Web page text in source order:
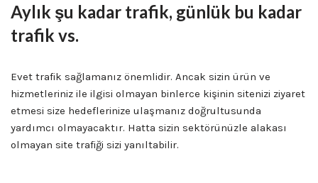
Aylık şu kadar trafik, günlük bu kadar
trafik vs.
Evet trafik sağlamanız önemlidir. Ancak sizin ürün ve
hizmetleriniz ile ilgisi olmayan binlerce kişinin sitenizi ziyaret
etmesi size hedeflerinize ulaşmanız doğrultusunda
yardımcı olmayacaktır. Hatta sizin sektörünüzle alakası
olmayan site trafiği sizi yanıltabilir.